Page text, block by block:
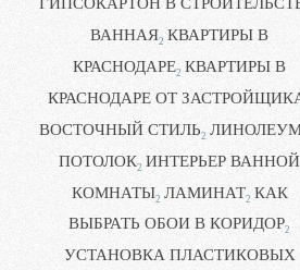
ВАННАЯ2 КВАРТИРЫ В
КРАСНОДАРЕ2 КВАРТИРЫ В
КРАСНОДАРЕ ОТ
ВОСТОЧНЫЙ СТИЛЬ2
ПОТОЛОК2 ИНТЕРЬЕР ВАННОЙ
КОМНАТЫ2 ЛАМИНАТ2 КАК
ВЫБРАТЬ ОБОИ В КОРИДОР2
УСТАНОВКА ПЛАСТИКОВЫХ